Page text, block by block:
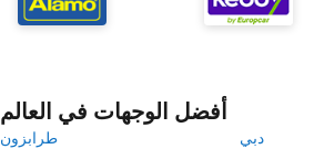
أفضل الوجهات في العالم
طرابزون
دبي